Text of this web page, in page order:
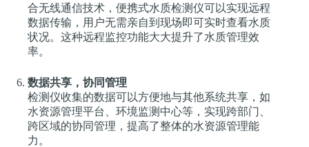
合无线通信技术，便携式水质检测仪可以实现远程
数据传输，用户无需亲自到现场即可实时查看水质
状况。这种远程监控功能大大提升了水质管理效
率。
数据共享，协同管理
检测仪收集的数据可以方便地与其他系统共享，如
水资源管理平台、环境监测中心等，实现跨部门、
跨区域的协同管理，提高了整体的水资源管理能
力。